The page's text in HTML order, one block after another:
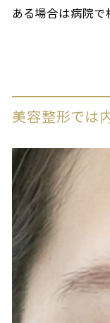
ある場合は病院で
美容整形では